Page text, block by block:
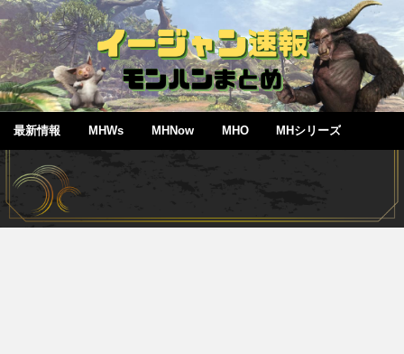
最新情報 MHWs MHNow MHO MHシリーズ